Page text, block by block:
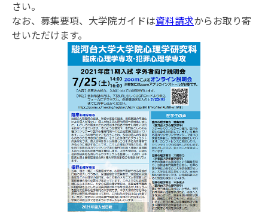
さい。
なお、募集要項、大学院ガイドは資料請求からお取り寄
せいただけます。